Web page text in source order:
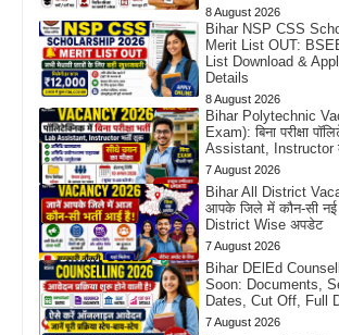
8 August 2026
Bihar NSP CSS
Merit List OUT:
List Download &
Details
8 August 2026
Bihar Polytechnic
Exam): बिना परीक्षा
Assistant, Instructor
7 August 2026
Bihar All District
आपके जिले में कौन-सी नई
District Wise अपडेट
7 August 2026
Bihar DElEd
Soon: Documents,
Dates, Cut Off, Full
7 August 2026